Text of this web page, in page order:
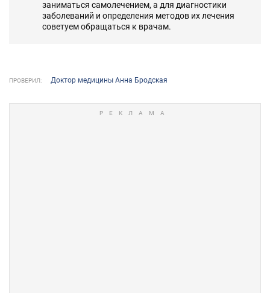
заниматься самолечением, а для диагностики
заболеваний и определения методов их лечения
советуем обращаться к врачам.
ПРОВЕРИЛ: Доктор медицины Анна Бродская